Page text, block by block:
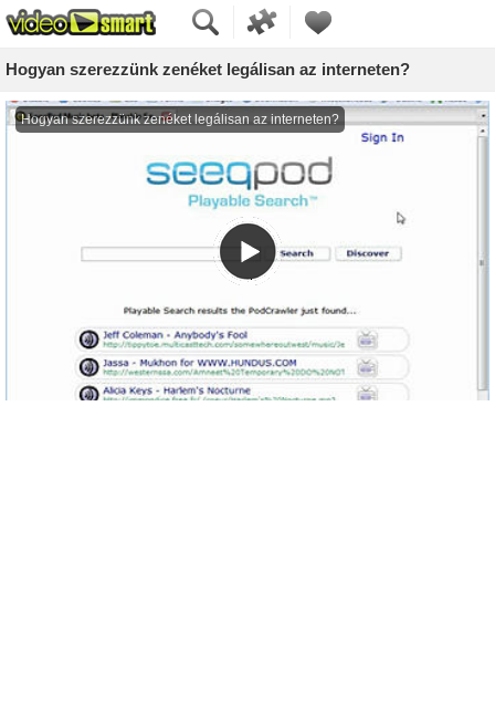
Hogyan szerezzünk zenéket legálisan az interneten?